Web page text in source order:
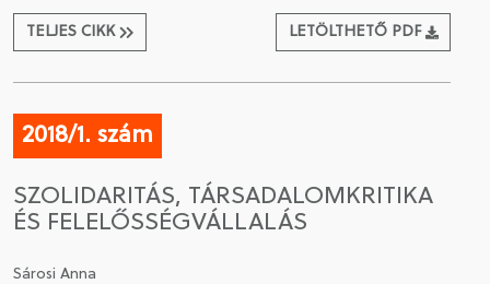
TELJES CIKK LETÖLTHETŐ PDF
2018/1. szám
SZOLIDARITÁS, TÁRSADALOMKRITIKA
ÉS FELELŐSSÉGVÁLLALÁS
Sárosi Anna